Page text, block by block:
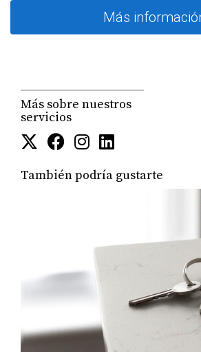
Más
Más sobre nuestros
servicios
También podría gustarte